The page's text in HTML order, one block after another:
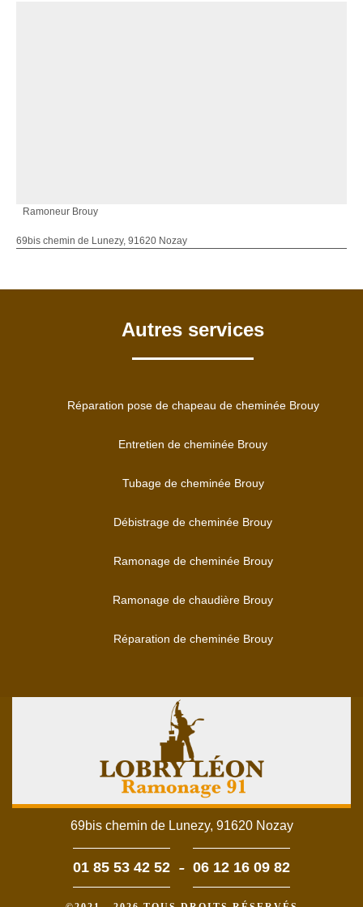
Ramoneur Brouy
69bis chemin de Lunezy, 91620 Nozay
Autres services
Réparation pose de chapeau de cheminée Brouy
Entretien de cheminée Brouy
Tubage de cheminée Brouy
Débistrage de cheminée Brouy
Ramonage de cheminée Brouy
Ramonage de chaudière Brouy
Réparation de cheminée Brouy
69bis chemin de Lunezy, 91620 Nozay
01 85 53 42 52 - 06 12 16 09 82